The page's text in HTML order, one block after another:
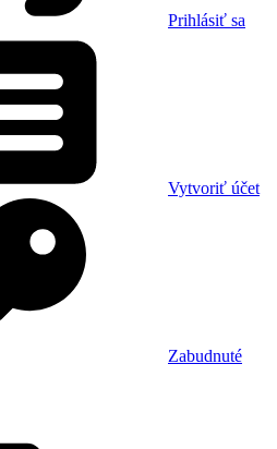
Prihlásiť sa
Vytvoriť účet
Zabudnuté